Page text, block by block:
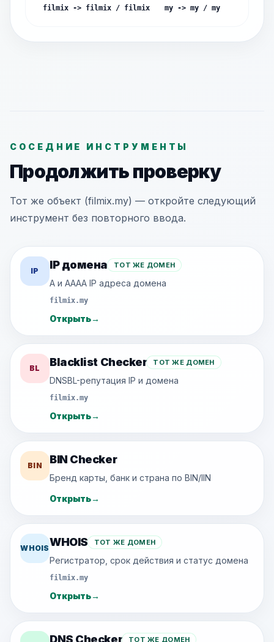
filmix -> filmix / filmix my -> my / my
СОСЕДНИЕ ИНСТРУМЕНТЫ
Продолжить проверку
Тот же объект (filmix.my) — откройте следующий
инструмент без повторного ввода.
IP IP домена ТОТ ЖЕ ДОМЕН
A и AAAA IP адреса домена
filmix.my
Открыть→
BL Blacklist Checker ТОТ ЖЕ ДОМЕН
DNSBL-репутация IP и домена
filmix.my
Открыть→
BIN BIN Checker
Бренд карты, банк и страна по BIN/IIN
Открыть→
WHOISWHOIS ТОТ ЖЕ ДОМЕН
Регистратор, срок действия и статус домена
filmix.my
Открыть→
DNS Checker ТОТ ЖЕ ДОМЕН